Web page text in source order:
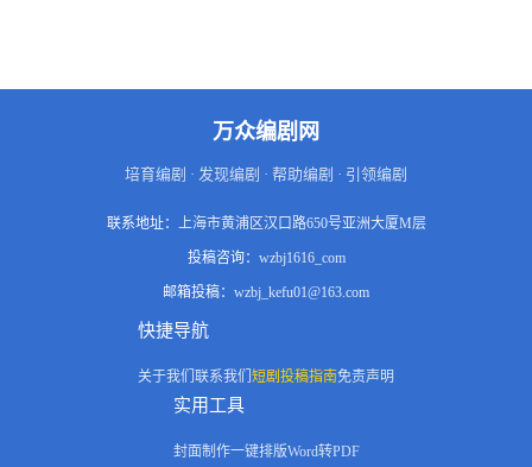
万众编剧网
培育编剧 · 发现编剧 · 帮助编剧 · 引领编剧
联系地址： 上海市黄浦区汉口路650号亚洲大厦M层
投稿咨询： wzbj1616_com
邮箱投稿： wzbj_kefu01@163.com
快捷导航
关于我们 联系我们 短剧投稿指南免责声明
实用工具
封面制作一键排版Word转PDF